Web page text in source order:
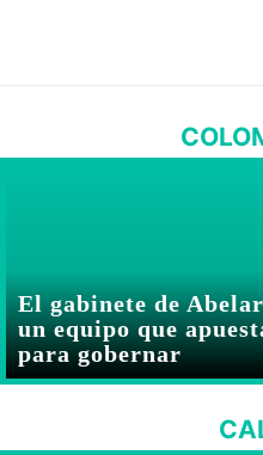
El gabinete de
un equipo que
para gobernar